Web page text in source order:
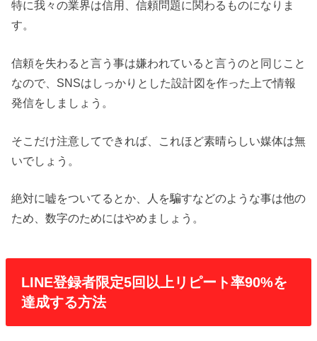
特に我々の業界は信用、信頼問題に関わるものになりま
す。
信頼を失わると言う事は嫌われていると言うのと同じこと
なので、SNSはしっかりとした設計図を作った上で情報
発信をしましょう。
そこだけ注意してできれば、これほど素晴らしい媒体は無
いでしょう。
絶対に嘘をついてるとか、人を騙すなどのような事は他の
ため、数字のためにはやめましょう。
LINE登録者限定5回以上リピート率90%を
達成する方法